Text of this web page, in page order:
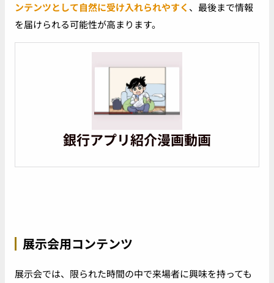
ンテンツとして自然に受け入れられやすく 、最後まで情報
を届けられる可能性が高まります。
銀行アプリ紹介漫画動画
展示会用コンテンツ
展示会では、限られた時間の中で来場者に興味を持っても